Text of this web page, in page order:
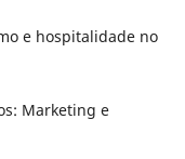
e hospitalidade no
Marketing e